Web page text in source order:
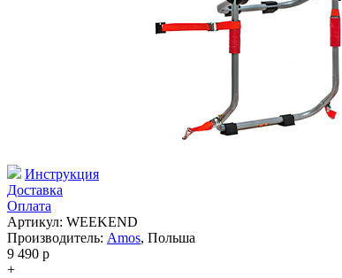
Инструкция
Доставка
Оплата
Артикул: WEEKEND
Производитель: Amos, Польша
9 490 p
+